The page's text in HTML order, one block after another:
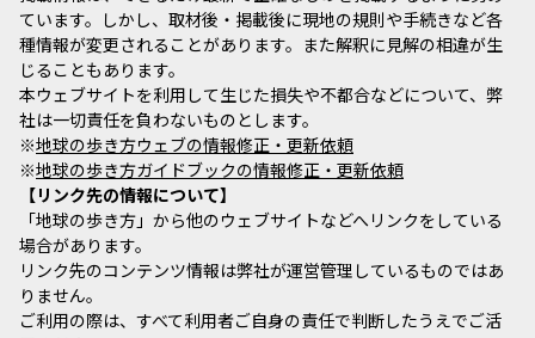
ています。しかし、取材後・掲載後に現地の規則や手続きなど各
種情報が変更されることがあります。また解釈に見解の相違が生
じることもあります。
本ウェブサイトを利用して生じた損失や不都合などについて、弊
社は一切責任を負わないものとします。
※地球の歩き方ウェブの情報修正・更新依頼
※地球の歩き方ガイドブックの情報修正・更新依頼
リンク先の情報について
「地球の歩き方」から他のウェブサイトなどへリンクをしている
場合があります。
リンク先のコンテンツ情報は弊社が運営管理しているものではあ
りません。
ご利用の際は、すべて利用者ご自身の責任で判断したうえでご活